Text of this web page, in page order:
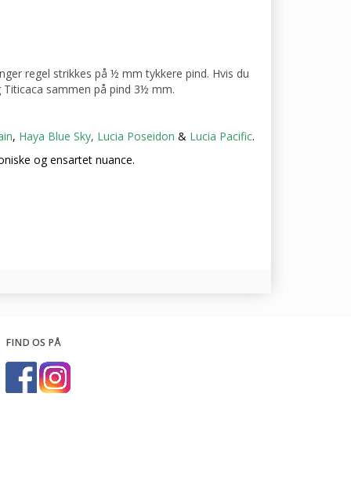
regel strikkes på ½ mm tykkere pind. Hvis du
sammen på pind 3½ mm.
, Haya Blue Sky, Lucia Poseidon & Lucia Pacific.
og ensartet nuance.
FIND OS PÅ